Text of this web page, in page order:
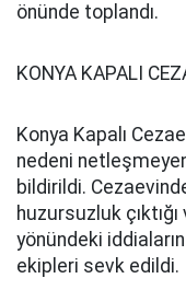
önünde toplandı.
KONYA KAPALI
Konya Kapalı
nedeni
bildirildi.
huzursuzluk
yönündeki
ekipleri sevk edildi.